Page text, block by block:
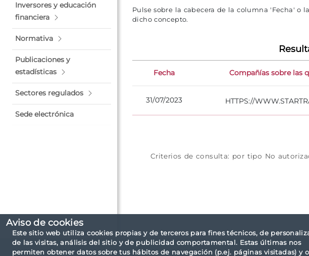
Aviso de cookies
Este sitio web utiliza cookies propias y de terceros para fines técnicos, de
de las visitas, análisis del sitio y de publicidad comportamental. Estas últimas nos
permiten obtener datos sobre tus hábitos de navegación (p.ej. páginas visitadas) y
Inversores y educación
financiera
Normativa
Publicaciones y
estadísticas
Sectores regulados
Sede electrónica
Pulse sobre la cabecera de la columna 'Fecha' o
dicho concepto.
Fecha Compañías sobre las
31/07/2023 HTTPS://
Criterios de consulta: por tipo No